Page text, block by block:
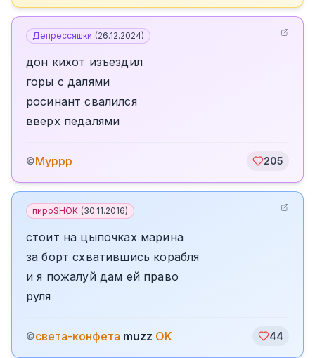
Депрессяшки (26.12.2024)
дон кихот изъездил
горы с далями
росинант свалился
вверх педалями
©Муррр 205
пироSHOK (30.11.2016)
стоит на цыпочках марина
за борт схватившись корабля
и я пожалуй дам ей право
руля
©света-конфета muzz OK 44